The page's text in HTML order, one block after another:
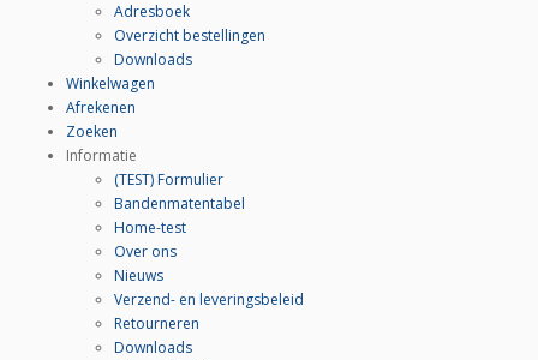
Adresboek
Overzicht bestellingen
Downloads
Winkelwagen
Afrekenen
Zoeken
Informatie
(TEST) Formulier
Bandenmatentabel
Home-test
Over ons
Nieuws
Verzend- en leveringsbeleid
Retourneren
Downloads